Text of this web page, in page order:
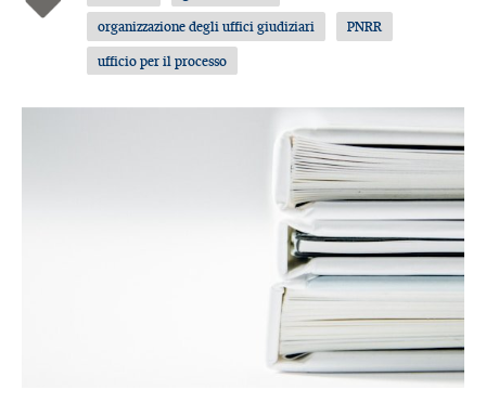
organizzazione degli uffici giudiziari
PNRR
ufficio per il processo